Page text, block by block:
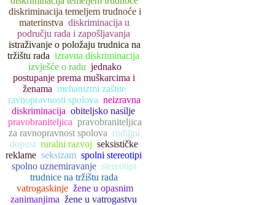
diskriminacija temeljem trudnoće i
materinstva diskriminacija u
području rada i zapošljavanja
istraživanje o položaju trudnica na
tržištu rada izravna diskriminacija
izvješće o radu jednako
postupanje prema muškarcima i
ženama mehanizmi zaštite
ravnopravnosti spolova neizravna
diskriminacija obiteljsko nasilje
pravobraniteljica pravobraniteljica
za ravnopravnost spolova rodiljni
dopust ruralni razvoj seksističke
reklame seksizam spolni stereotipi
spolno uznemiravanje stereotipi
trudnice na tržištu rada
vatrogaskinje žene u opasnim
zanimanjima žene u vatrogastvu